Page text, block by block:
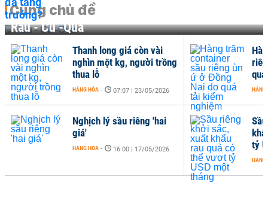
Cùng chủ đề
Rau - Củ -Quả
tỷ
HÀNG
Thanh long giá còn vài
nghìn một kg, người trồng
thua lỗ
HÀNG HÓA - 07:07 | 23/05/2026
Nghịch lý sầu riêng 'hai
giá'
HÀNG HÓA - 16:00 | 17/05/2026
HÀNG